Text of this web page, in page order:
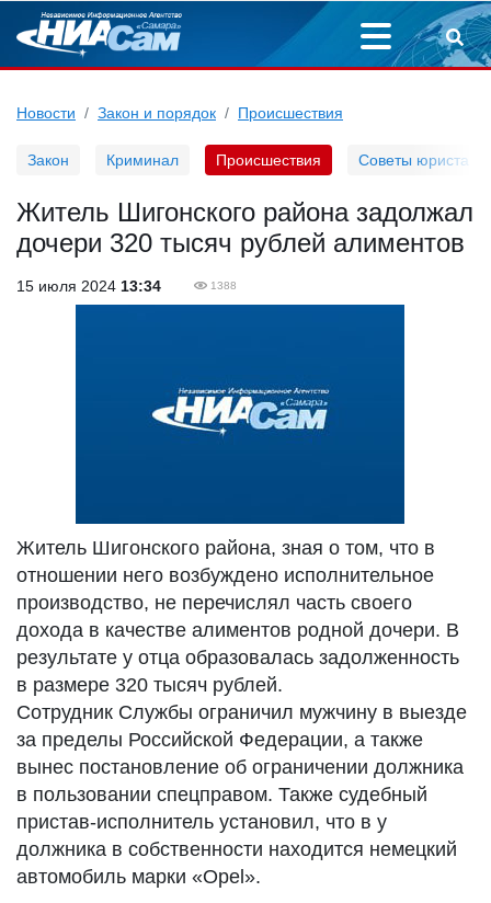
Новости Закон и порядок Происшествия
Закон Криминал Происшествия Советы юриста
Житель Шигонского района задолжал
дочери 320 тысяч рублей алиментов
15 июля 2024 13:34 1388
Житель Шигонского района, зная о том, что в
отношении него возбуждено исполнительное
производство, не перечислял часть своего
дохода в качестве алиментов родной дочери. В
результате у отца образовалась задолженность
в размере 320 тысяч рублей.
Сотрудник Службы ограничил мужчину в выезде
за пределы Российской Федерации, а также
вынес постановление об ограничении должника
в пользовании спецправом. Также судебный
пристав-исполнитель установил, что в у
должника в собственности находится немецкий
автомобиль марки «Opel».